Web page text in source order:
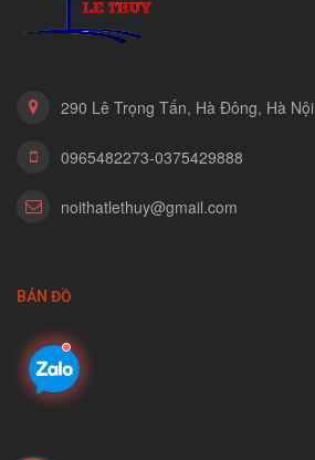
290 Lê Trọng Tấn, Hà Đông, Hà Nội
0965482273-0375429888
noithatlethuy@gmail.com
BẢN ĐỒ